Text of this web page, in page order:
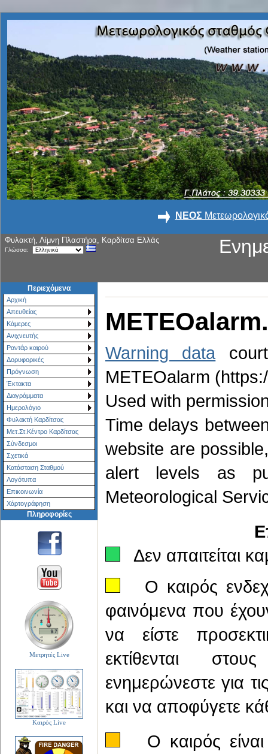
ΝΕΟΣ
Φυλακτή, Λίμνη Πλαστήρα, Καρδίτσα Ελλάς
Γλώσσα:
Περιεχόμενα
Αρχική
Απευθείας
Κάμερες
Ανιχνευτής
Ραντάρ καιρού
Δορυφορικές
Πρόγνωση
Έκτακτα
Διαγράμματα
Ημερολόγιο
Φυλακτή Καρδίτσας
Μετ.Στ.Κέντρο Καρδίτσας
Σύνδεσμοι
Σχετικά
Κατάσταση Σταθμού
Λογότυπα
Επικοινωνία
Χάρτoγράφηση
Πληροφορίες
Μετρητές Live
Καιρός Live
Warning data
METEOalarm
Used with
Time delays
website are
alert levels as
Meteorological
Δεν απαιτείται
Ο καιρός
φαινόμενα που
να είστε
εκτίθενται
ενημερώνεστε για
και να αποφύγετε
Ο καιρός είναι